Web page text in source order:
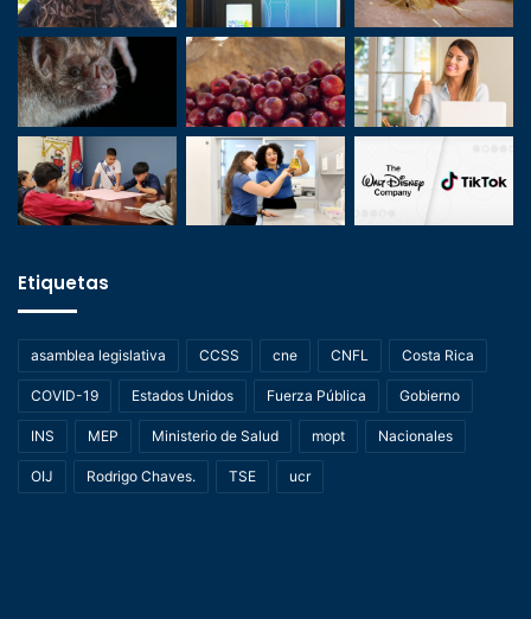
Etiquetas
asamblea legislativa CCSS cne CNFL Costa Rica
COVID-19 Estados Unidos Fuerza Pública Gobierno
INS MEP Ministerio de Salud mopt Nacionales
OIJ Rodrigo Chaves. TSE ucr